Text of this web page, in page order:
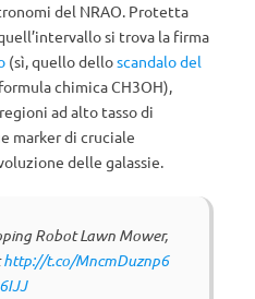
del NRAO. Protetta
si trova la firma
(sì, quello delloscandalo del
chimica CH3OH),
ad alto tasso di
marker di cruciale
delle galassie.
Robot Lawn Mower,
http://t.co/MncmDuznp6